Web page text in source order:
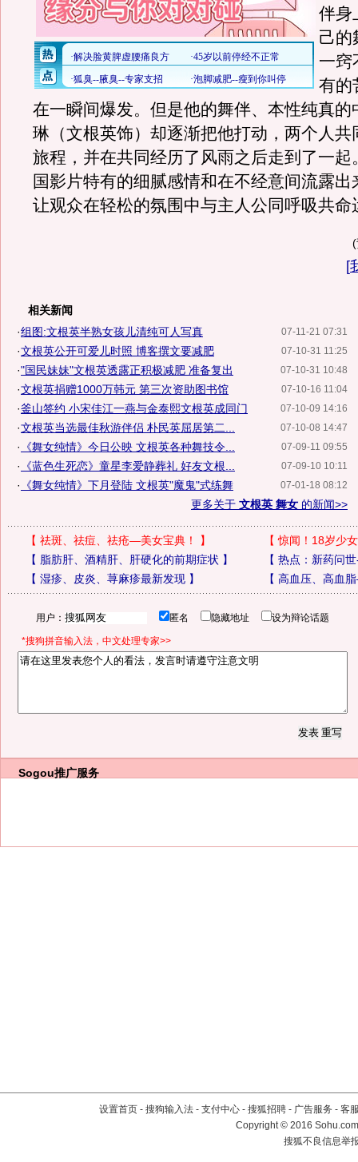
伴身
己的
一窍
有的
在一瞬间爆发。但是他的舞伴、本性纯真的
琳（文根英饰）却逐渐把他打动，两个人共
旅程，并在共同经历了风雨之后走到了一起
国影片特有的细腻感情和在不经意间流露出
让观众在轻松的氛围中与主人公同呼吸共命
[
相关新闻
07-11-21 07:31
·组图:文根英半熟女孩儿清纯可人写真
07-10-31 11:25
·文根英公开可爱儿时照 博客撰文要减肥
07-10-31 10:48
·"国民妹妹"文根英透露正积极减肥 准备复出
07-10-16 11:04
·文根英捐赠1000万韩元 第三次资助图书馆
07-10-09 14:16
·釜山签约 小宋佳江一燕与金泰熙文根英成同门
07-10-08 14:47
·文根英当选最佳秋游伴侣 朴民英屈居第二...
07-09-11 09:55
· 《舞女纯情》今日公映 文根英各种舞技令...
07-09-10 10:11
· 《蓝色生死恋》童星李爱静葬礼 好友文根...
07-01-18 08:12
·
《舞女纯情》下月登陆 文根英"魔鬼"式练舞
更多关于 文根英 舞女 的新闻>>
【 祛斑、祛痘、祛疮—美女宝典！ 】 【惊闻！18岁少
【 脂肪肝、酒精肝、肝硬化的前期症状 】 【 热点：新药问
【 湿疹、皮炎、荨麻疹最新发现】 【 高血压、高血
用户： 匿名 隐藏地址 设为辩论话题
*搜狗拼音输入法，中文处理专家>>
Sogou推广服务
设置首页 - 搜狗输入法 - 支付中心 - 搜狐招聘 - 广告服务 - 客
Copyright©2016
搜狐不良信息举